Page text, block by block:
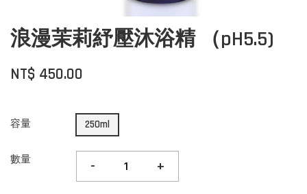
浪漫茉莉紓壓沐浴精 （pH5.5)
NT$ 450.00
容量 250ml
數量 - +